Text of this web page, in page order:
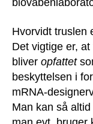
Hvorvidt truslen
Det vigtige er,
bliver opfattet
beskyttelsen i
mRNA-
Man kan så